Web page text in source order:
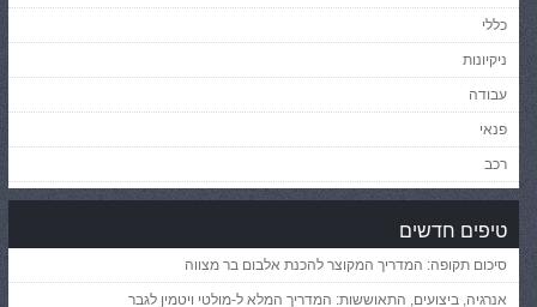
כללי
ניקיונות
עבודה
פנאי
רכב
טיפים חדשים
סיכום תקופה: המדריך המקוצר להכנת אלבום בר מצווה
אנרגיה, ביצועים, התאוששות: המדריך המלא ל-מולטי ויטמין לגבר